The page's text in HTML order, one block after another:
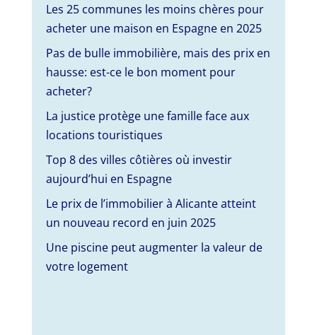
Les 25 communes les moins chères pour
acheter une maison en Espagne en 2025
Pas de bulle immobilière, mais des prix en
hausse: est-ce le bon moment pour
acheter?
La justice protège une famille face aux
locations touristiques
Top 8 des villes côtières où investir
aujourd’hui en Espagne
Le prix de l’immobilier à Alicante atteint
un nouveau record en juin 2025
Une piscine peut augmenter la valeur de
votre logement